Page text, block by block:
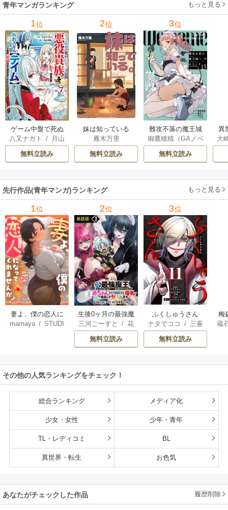
れ
メ
青年マンガランキング もっと見る
1位
ゲーム中盤で死ぬ
悪役貴族に転生し
たので、外れスキ
ル【テイム】を駆
してみた
八又ナガト / 月山
可也
無料立読み
2位
妹は知っている
雁木万里
無料立読み
3位
難攻不落の魔王城
へようこそ～デバ
フは不要と勇者パ
ーティーを追い出
魔王軍の最高幹部
に迎えられる～
御鷹穂積（GAノベ
ル／SBクリエイテ
ィブ刊）/蚕堂j1
六/ユウヒ
無料立読み
異
は
大
先行作品(青年マンガ)ランキング もっと見る
1位
妻よ、僕の恋人に
なってくれません
mamaya /STUDI
2位
生後0ヶ月の最強魔
王 食べるだけ強
くなるチート能力
持ち転生者だけど
雄たちの母乳で成
長して無双します
三河ごーすと /花
房雪 / マップ
無料立読み
3位
ふくしゅうさん
ナタでココ / 三蒼
チームふくし
ゅうさん
無料立読み
梅
蔵
その他の人気ランキングをチェック！
総合ランキング メディア化
少女・女性 少年・青年
TL・レディコミ BL
異世界・転生 お色気
あなたがチェックした作品 履歴削除